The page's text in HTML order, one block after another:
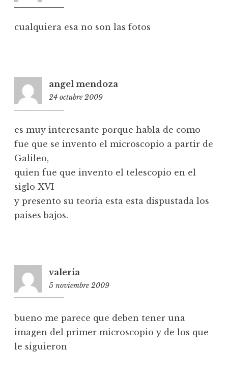
cualquiera esa no son las fotos
angel mendoza
24 octubre 2009
es muy interesante porque habla de como
fue que se invento el microscopio a partir de
Galileo,
quien fue que invento el telescopio en el
siglo XVI
y presento su teoria esta esta dispustada los
paises bajos.
valeria
5 noviembre 2009
bueno me parece que deben tener una
imagen del primer microscopio y de los que
le siguieron